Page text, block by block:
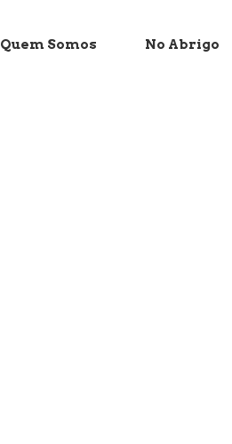
Quem Somos No Abrigo